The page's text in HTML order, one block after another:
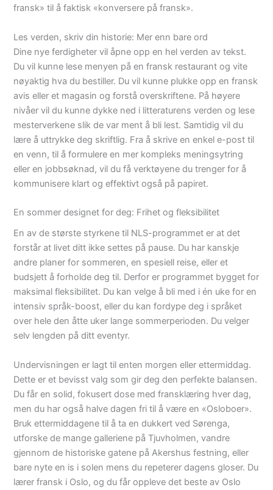
fransk» til å faktisk «konversere på fransk».
Les verden, skriv din historie: Mer enn bare ord
Dine nye ferdigheter vil åpne opp en hel verden av tekst.
Du vil kunne lese menyen på en fransk restaurant og vite
nøyaktig hva du bestiller. Du vil kunne plukke opp en fransk
avis eller et magasin og forstå overskriftene. På høyere
nivåer vil du kunne dykke ned i litteraturens verden og lese
mesterverkene slik de var ment å bli lest. Samtidig vil du
lære å uttrykke deg skriftlig. Fra å skrive en enkel e-post til
en venn, til å formulere en mer kompleks meningsytring
eller en jobbsøknad, vil du få verktøyene du trenger for å
kommunisere klart og effektivt også på papiret.
En sommer designet for deg: Frihet og fleksibilitet
En av de største styrkene til NLS-programmet er at det
forstår at livet ditt ikke settes på pause. Du har kanskje
andre planer for sommeren, en spesiell reise, eller et
budsjett å forholde deg til. Derfor er programmet bygget for
maksimal fleksibilitet. Du kan velge å bli med i én uke for en
intensiv språk-boost, eller du kan fordype deg i språket
over hele den åtte uker lange sommerperioden. Du velger
selv lengden på ditt eventyr.
Undervisningen er lagt til enten morgen eller ettermiddag.
Dette er et bevisst valg som gir deg den perfekte balansen.
Du får en solid, fokusert dose med fransklæring hver dag,
men du har også halve dagen fri til å være en «Osloboer».
Bruk ettermiddagene til å ta en dukkert ved Sørenga,
utforske de mange galleriene på Tjuvholmen, vandre
gjennom de historiske gatene på Akershus festning, eller
bare nyte en is i solen mens du repeterer dagens gloser. Du
lærer fransk i Oslo, og du får oppleve det beste av Oslo